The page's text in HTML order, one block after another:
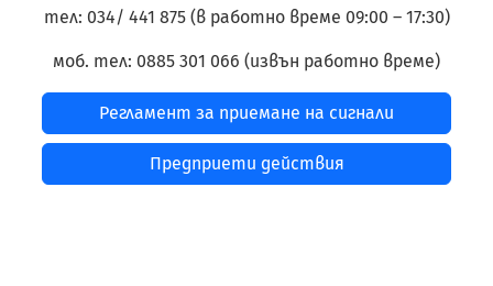
тел: 034/ 441 875 (в работно време 09:00 – 17:30)
моб. тел: 0885 301 066 (извън работно време)
Регламент за приемане на сигнали
Предприети действия